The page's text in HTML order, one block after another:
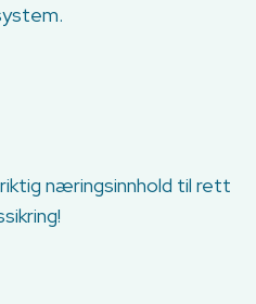
næringsinnhold til rett